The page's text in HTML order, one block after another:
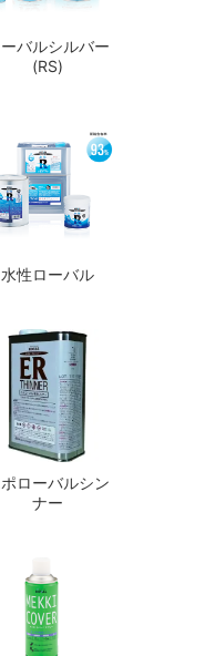
バルシルバー
(RS)
水性ローバル
ローバルシン
ナー